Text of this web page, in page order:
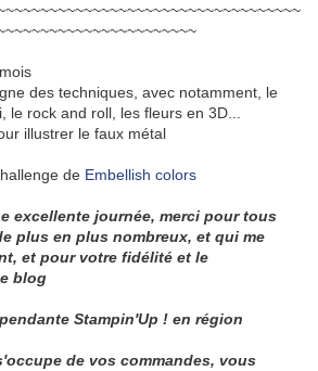
des techniques, avec notamment, le
le rock and roll, les fleurs en 3D...
illustrer le faux métal
de Embellish colors
excellente journée, merci pour tous
plus en plus nombreux, et qui me
et pour votre fidélité et le
blog
Stampin'Up ! en région
de vos commandes, vous